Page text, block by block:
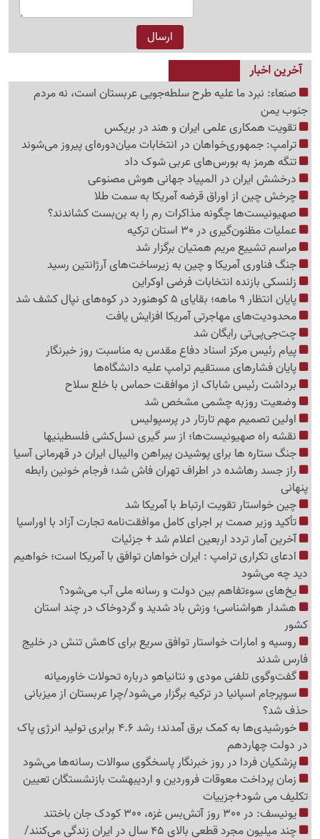
آخرین اخبار
صنعاء: نبرد ما علیه طرح سلطه‌جویی عربستان است، نه مردم
جنوب یمن
تقویت همکاری علمی ایران و هند در بریکس
ترامپ: جمهوری‌خواهان در انتخابات میان‌دوره‌ای پیروز می‌شوند
تنگه هرمز به بورس‌های عربی شوک داد
درخشش ایران در المپیاد جهانی هوش مصنوعی
چرخش چین از اوراق قرضه آمریکا به سمت طلا
صهیونیست‌ها چگونه مذاکرات رم را به بن‌بست کشاندند؟
عملیات مظنون‌گیری در 30 استان ترکیه
مراسم تشییع مریم همتیان برگزار شد
جنگ فناوری آمریکا و چین به زیرساخت‌های آرژانتین رسید
زلنسکی بازنده انتخابات فرضی اوکراین
پایان انتظار 9 ماهه؛ بقایای 5 کوهنورد در کوه‌های نپال کشف شد
محدودیت‌های مهاجرتی آمریکا افزایش یافت
چت‌جی‌پی‌تی رایگان شد
پیام رئیس مرکز اسناد دفاع مقدس به مناسبت روز خبرنگار
پایان فشارهای مستقیم ترامپ علیه دانشگاه‌ها
برداشت رئیس شاباک از موافقت حماس با خلع سلاح
وضعیت روزبه چشمی مشخص شد
اولین تصمیم مهم تارتار در پرسپولیس
نقشه راه صهیونیست‌ها؛ از سر گیری نسل‌کشی فلسطینی‍ها
جنگ ستاره ها برای پوشیدن پیراهن والیبال ایران در قهرمانی آسیا
راز جسد رهاشده در اطراف تهران فاش شد؛ فرجام خونین رابطه
پنهانی
چین خواستار تقویت ارتباط با آمریکا شد
تأکید وزیر صمت بر اجرای کامل موافقت‌نامه تجارت آزاد با اوراسیا
آخرین آمار تردد اربعین اعلام شد + جزئیات
ادعای تکراری ترامپ : ایران خواهان توافق با آمریکا است؛ خواهیم
دید چه می‌شود
یخ‌های سوءتفاهم بین دولت و رسانه ملی آب می‌شود؟
هشدار هواشناسی؛ وزش باد شدید و گردوخاک در چند استان
کشور
روسیه و امارات خواستار توافق سریع برای کاهش تنش در خلیج
فارس شدند
گفت‌وگوی تلفنی مودی و نتانیاهو درباره تحولات خاورمیانه
سوپرجام اسپانیا در ترکیه برگزار می‌شود/چرا عربستان از میزبانی
حذف شد؟
خورشیدی‌ها به کمک برق آمدند؛ رشد 4.6 برابری تولید انرژی پاک
در دولت چهاردهم
پزشکیان فردا در روز خبرنگار پاسخگوی سوالات رسانه‌ها می‌شود
زمان پرداخت معوقات فروردین و اردیبهشت بازنشستگان تعیین
تکلیف می شود+جزییات
یونیسف: در 300 روز آتش‌بس غزه، 300 کودک جان باختند
چند میلیون مجرد قطعی بالای 45 سال در ایران زندگی می‌کنند/